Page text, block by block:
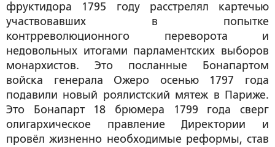
фруктидора 1795 году расстрелял картечью
участвовавших в попытке
контрреволюционного переворота и
недовольных итогами парламентских выборов
монархистов. Это посланные Бонапартом
войска генерала Ожеро осенью 1797 года
подавили новый роялистский мятеж в Париже.
Это Бонапарт 18 брюмера 1799 года сверг
олигархическое правление Директории и
провёл жизненно необходимые реформы, став